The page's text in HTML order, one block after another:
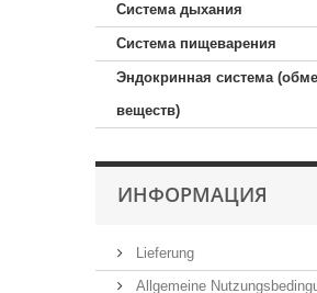
Система дыхания
Система пищеварения
Эндокринная система
веществ)
ИНФОРМАЦИЯ
Lieferung
Allgemeine